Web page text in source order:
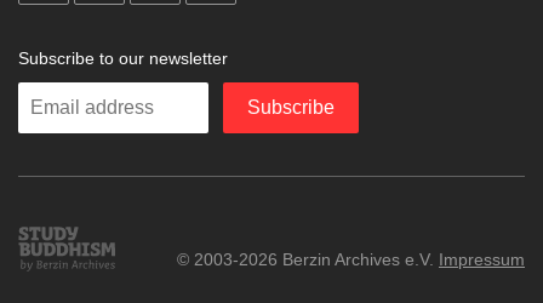
Subscribe to our newsletter
Enter
Subscribe
Study
Buddhism
© 2003-2026 Berzin Archives e.V. Impressum